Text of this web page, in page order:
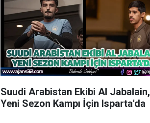
Suudi Arabistan Ekibi Al Jabalain,
Yeni Sezon Kampı İçin Isparta'da